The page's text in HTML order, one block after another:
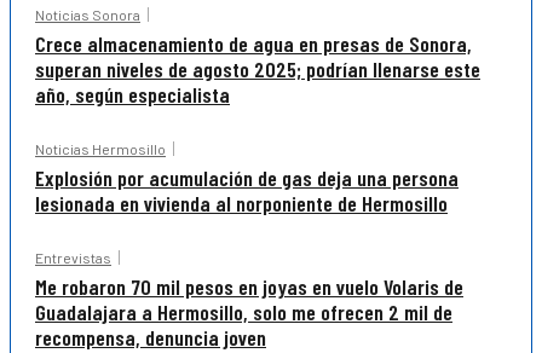
Noticias Sonora
Crece almacenamiento de agua en presas de Sonora,
superan niveles de agosto 2025; podrían llenarse este
año, según especialista
Noticias Hermosillo
Explosión por acumulación de gas deja una persona
lesionada en vivienda al norponiente de Hermosillo
Entrevistas
Me robaron 70 mil pesos en joyas en vuelo Volaris de
Guadalajara a Hermosillo, solo me ofrecen 2 mil de
recompensa, denuncia joven